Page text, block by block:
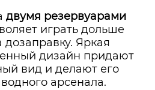
двумя резервуарами
играть дольше
Яркая
дизайн придают
вид и делают его
арсенала.